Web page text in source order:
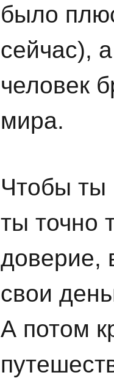
было
сейчас),
человек
мира.
Чтобы ты
ты точно
доверие,
свои
А потом